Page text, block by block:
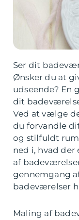
Ser dit
Ønsker du at
udseende? En
dit
Ved at vælge
du forvandle
og stilfuldt
ned i, hvad
af
gennemgang
badeværelser
Maling af